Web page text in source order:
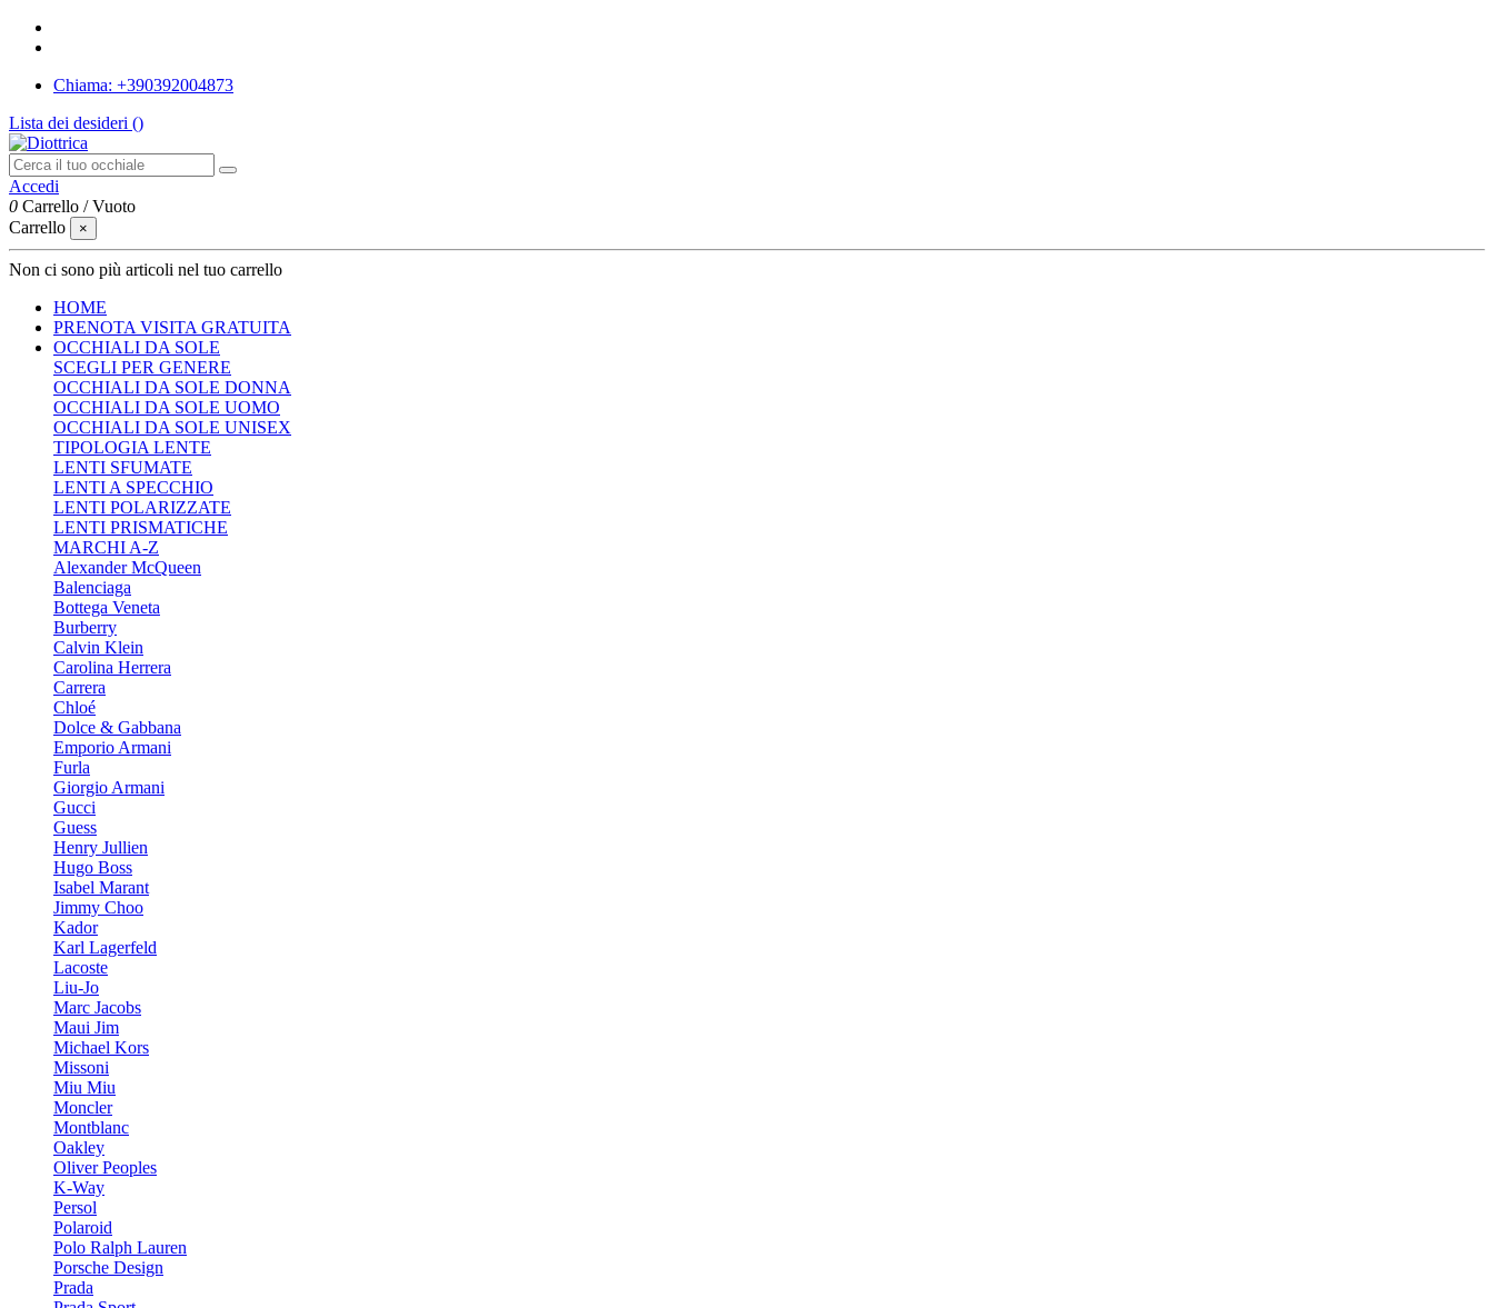
Chiama: +390392004873
Lista dei desideri ()
Accedi
0 Carrello /Vuoto
Carrello
×
Non ci sono più articoli nel tuo carrello
HOME
PRENOTA VISITA GRATUITA
OCCHIALI DA SOLE
SCEGLI PER GENERE
OCCHIALI DA SOLE DONNA
OCCHIALI DA SOLE UOMO
OCCHIALI DA SOLE UNISEX
TIPOLOGIA LENTE
LENTI SFUMATE
LENTI A SPECCHIO
LENTI POLARIZZATE
LENTI PRISMATICHE
MARCHI A-Z
Alexander McQueen
Balenciaga
Bottega Veneta
Burberry
Calvin Klein
Carolina Herrera
Carrera
Chloé
Dolce & Gabbana
Emporio Armani
Furla
Giorgio Armani
Gucci
Guess
Henry Jullien
Hugo Boss
Isabel Marant
Jimmy Choo
Kador
Karl Lagerfeld
Lacoste
Liu-Jo
Marc Jacobs
Maui Jim
Michael Kors
Missoni
Miu Miu
Moncler
Montblanc
Oakley
Oliver Peoples
K-Way
Persol
Polaroid
Polo Ralph Lauren
Porsche Design
Prada